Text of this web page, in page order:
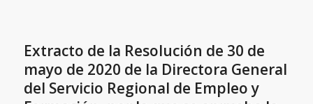
Extracto de la Resolución de 30 de
mayo de 2020 de la Directora General
del Servicio Regional de Empleo y